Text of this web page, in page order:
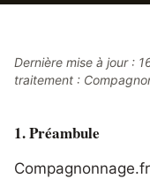
Dernière mise à jour :
traitement :
1. Préambule